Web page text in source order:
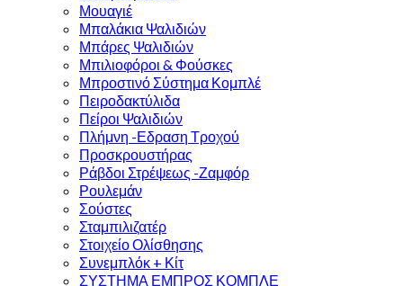
Μουαγιέ
Μπαλάκια Ψαλιδιών
Μπάρες Ψαλιδιών
Μπιλιοφόροι & Φούσκες
Μπροστινό Σύστημα Κομπλέ
Πειροδακτύλιδα
Πείροι Ψαλιδιών
Πλήμνη -Εδραση Τροχού
Προσκρουστήρας
Ράβδοι Στρέψεως -Ζαμφόρ
Ρουλεμάν
Σούστες
Σταμπιλιζατέρ
Στοιχείο Ολίσθησης
Συνεμπλόκ + Κίτ
ΣΥΣΤΗΜΑ ΕΜΠΡΟΣ ΚΟΜΠΛΕ